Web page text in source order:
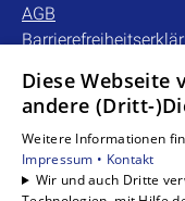
AGB
Unsere Bereiche
Gewerbekunden
Karriere
Diese Webseite
andere (Dritt-
Weitere Informationen
Impressum • Kontakt
Wir und auch Dritte